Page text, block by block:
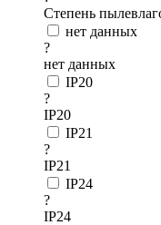
Степень
нет данных
?
нет данных
IP20
?
IP20
IP21
?
IP21
IP24
?
IP24